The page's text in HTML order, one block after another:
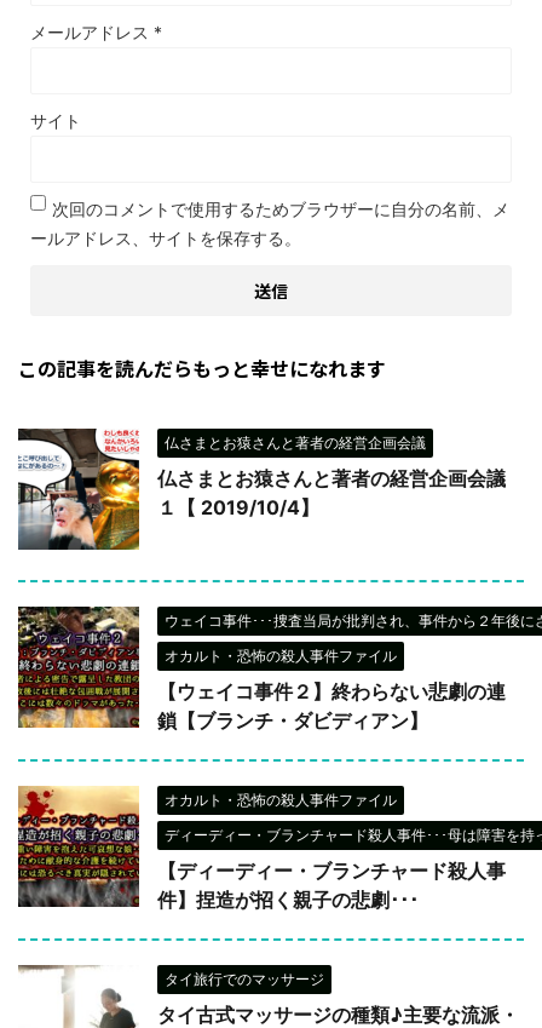
メールアドレス *
サイト
次回のコメントで使用するためブラウザーに自分の名前、メ
ールアドレス、サイトを保存する。
この記事を読んだらもっと幸せになれます
仏さまとお猿さんと著者の経営企画会議
仏さまとお猿さんと著者の経営企画会議
１【 2019/10/4】
ウェイコ事件･･･捜査当局が批判され、事件から２年後
オカルト・恐怖の殺人事件ファイル
【ウェイコ事件２】終わらない悲劇の連
鎖【ブランチ・ダビディアン】
オカルト・恐怖の殺人事件ファイル
ディーディー・ブランチャード殺人事件･･･母は障害を
【ディーディー・ブランチャード殺人事
件】捏造が招く親子の悲劇･･･
タイ旅行でのマッサージ
タイ古式マッサージの種類♪主要な流派・